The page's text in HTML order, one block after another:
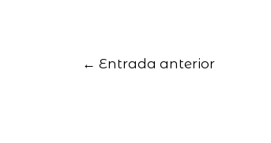
← Entrada anterior